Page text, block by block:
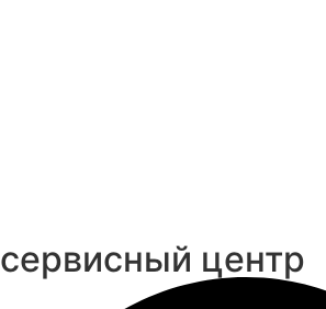
cервисный центр